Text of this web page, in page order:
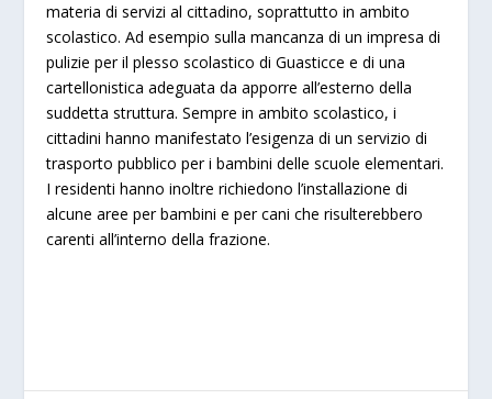
materia di servizi al cittadino, soprattutto in ambito
scolastico. Ad esempio sulla mancanza di un impresa di
pulizie per il plesso scolastico di Guasticce e di una
cartellonistica adeguata da apporre all’esterno della
suddetta struttura. Sempre in ambito scolastico, i
cittadini hanno manifestato l’esigenza di un servizio di
trasporto pubblico per i bambini delle scuole elementari.
I residenti hanno inoltre richiedono l’installazione di
alcune aree per bambini e per cani che risulterebbero
carenti all’interno della frazione.